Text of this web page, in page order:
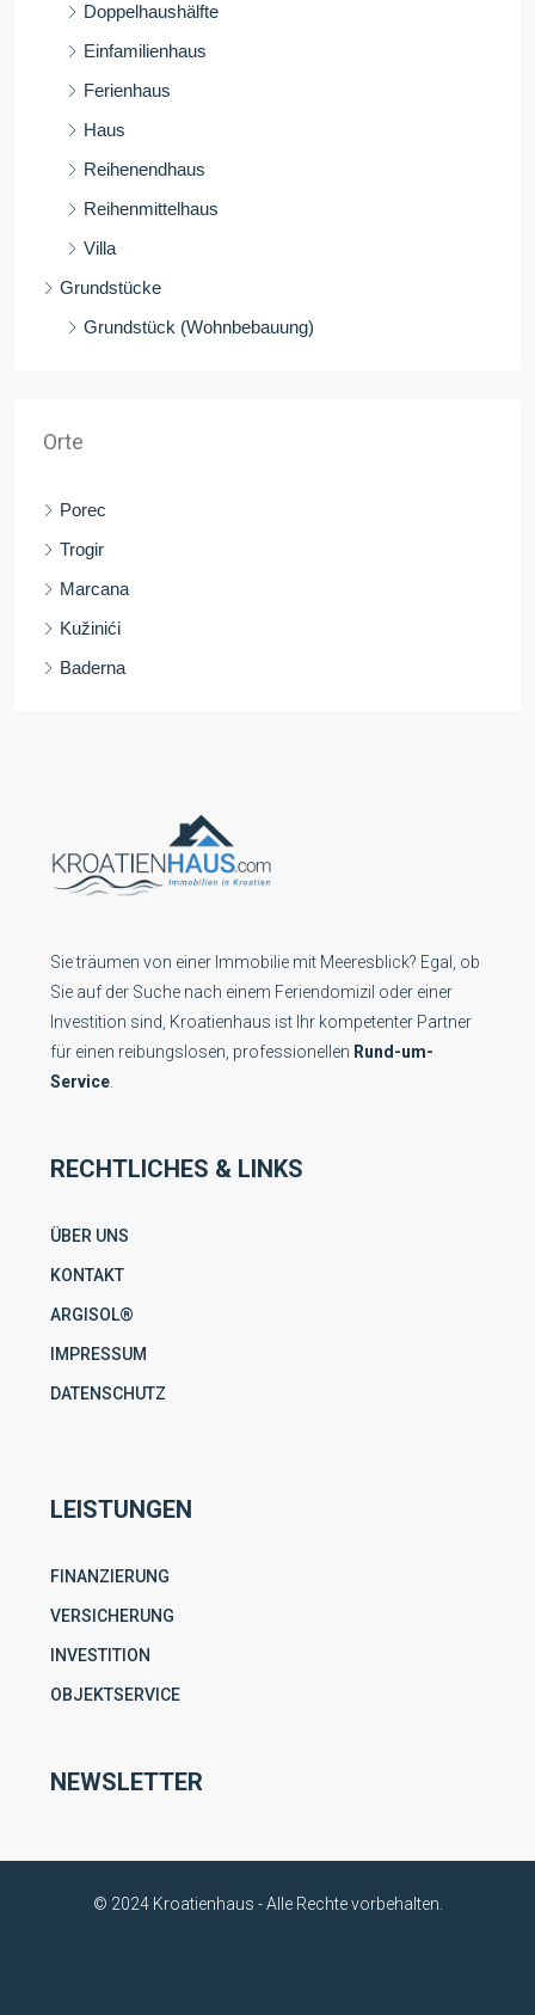
Doppelhaushälfte
Einfamilienhaus
Ferienhaus
Haus
Reihenendhaus
Reihenmittelhaus
Villa
Grundstücke
Grundstück (Wohnbebauung)
Orte
Porec
Trogir
Marcana
Kužinići
Baderna
Sie träumen von einer Immobilie mit Meeresblick? Egal, ob
Sie auf der Suche nach einem Feriendomizil oder einer
Investition sind, Kroatienhaus ist Ihr kompetenter Partner
für einen reibungslosen, professionellen Rund-um-
Service
RECHTLICHES & LINKS
ÜBER UNS
KONTAKT
ARGISOL®
IMPRESSUM
DATENSCHUTZ
LEISTUNGEN
FINANZIERUNG
VERSICHERUNG
INVESTITION
OBJEKTSERVICE
NEWSLETTER
© 2024 Kroatienhaus - Alle Rechte vorbehalten.